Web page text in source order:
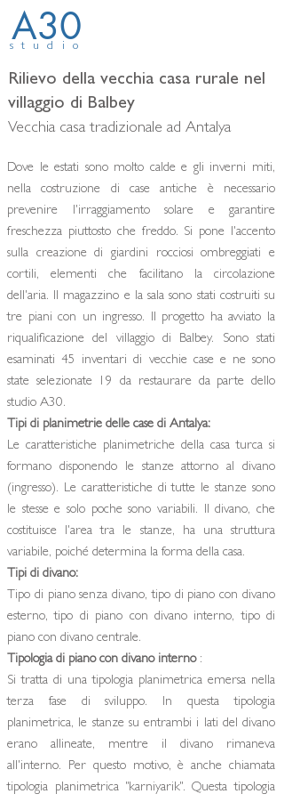
studio
A30
Rilievo della vecchia casa rurale nel
villaggio di Balbey
Vecchia casa tradizionale ad Antalya
Dove le estati sono molto calde e gli inverni miti,
nella costruzione di case antiche è necessario
prevenire l'irraggiamento solare e garantire
freschezza piuttosto che freddo. Si pone l'accento
sulla creazione di giardini rocciosi ombreggiati e
cortili, elementi che facilitano la circolazione
dell'aria. Il magazzino e la sala sono stati costruiti su
tre piani con un ingresso. Il progetto ha avviato la
riqualificazione del villaggio di Balbey. Sono stati
esaminati 45 inventari di vecchie case e ne sono
state selezionate 19 da restaurare da parte dello
studio A30.
Tipi di planimetrie delle case di Antalya:
Le caratteristiche planimetriche della casa turca si
formano disponendo le stanze attorno al divano
(ingresso). Le caratteristiche di tutte le stanze sono
le stesse e solo poche sono variabili. Il divano, che
costituisce l'area tra le stanze, ha una struttura
variabile, poiché determina la forma della casa.
Tipi di divano:
Tipo di piano senza divano, tipo di piano con divano
esterno, tipo di piano con divano interno, tipo di
piano con divano centrale.
Tipologia di piano con divano interno:
Si tratta di una tipologia planimetrica emersa nella
terza fase di sviluppo. In questa tipologia
planimetrica, le stanze su entrambi i lati del divano
erano allineate, mentre il divano rimaneva
all'interno. Per questo motivo, è anche chiamata
tipologia planimetrica "karniyarik". Questa tipologia